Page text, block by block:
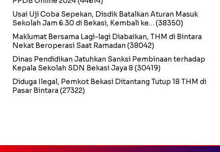
Usai Uji Coba Sepekan, Disdik Batalkan Aturan Masuk
Sekolah Jam 6.30 di Bekasi, Kembali ke… (38350)
Maklumat Bersama Lagi-lagi Diabaikan, THM di Bintara
Nekat Beroperasi Saat Ramadan (38042)
Dinas Pendidikan Jatuhkan Sanksi Pembinaan terhadap
Kepala Sekolah SDN Bekasi Jaya 8 (30419)
Diduga Ilegal, Pemkot Bekasi Ditantang Tutup 18 THM di
Pasar Bintara (27322)